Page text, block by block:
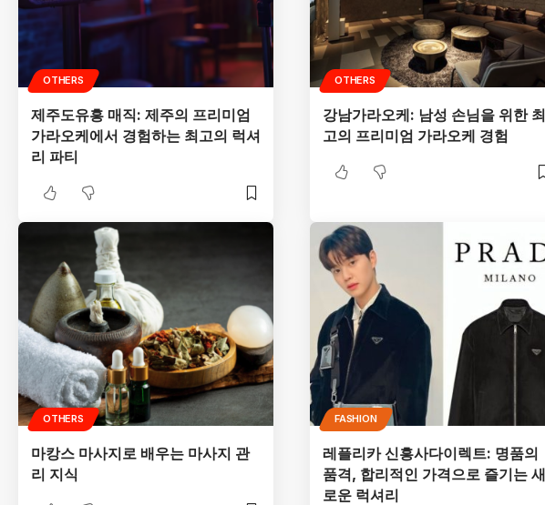
OTHERS
제주도유흥 매직: 제주의 프리미엄
가라오케에서 경험하는 최고의 럭셔
리 파티
OTHERS
강남가라오케: 남성 손님을 위한 최
고의 프리미엄 가라오케 경험
OTHERS
마캉스 마사지로 배우는 마사지 관
리 지식
FASHION
레플리카 신흥사다이렉트: 명품의
품격, 합리적인 가격으로 즐기는 새
로운 럭셔리